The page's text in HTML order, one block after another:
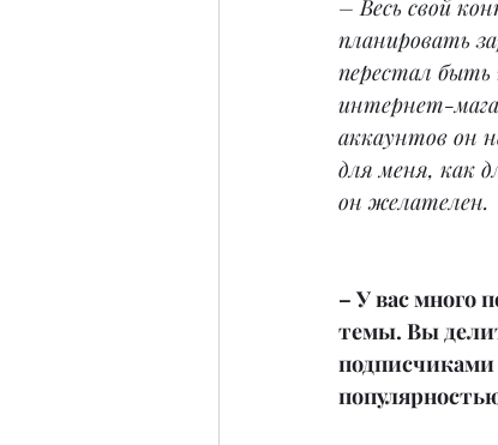
– Весь свой
планировать
перестал
интернет-
аккаунтов он
для меня, как
он желателен.
– У вас много
темы. Вы